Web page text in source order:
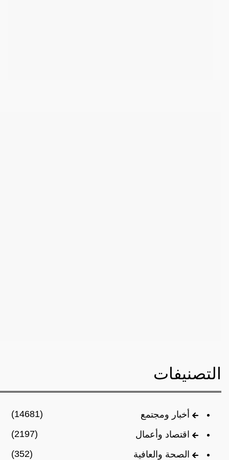
التصنيفات
أخبار ومجتمع
(14681)
اقتصاد وأعمال
(2197)
الصحة والعافية
(352)